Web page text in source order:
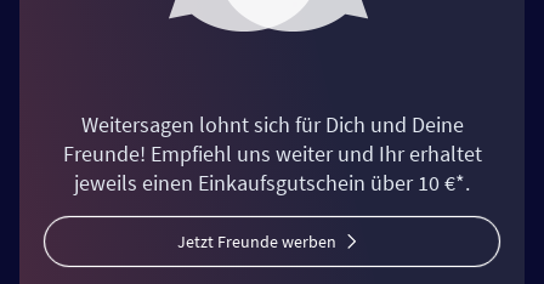
Weitersagen lohnt sich für Dich und Deine
Freunde! Empfiehl uns weiter und Ihr erhaltet
jeweils einen Einkaufsgutschein über 10 €*.
Jetzt Freunde werben